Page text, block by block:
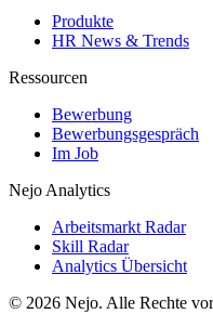
Produkte
HR News & Trends
Ressourcen
Bewerbung
Bewerbungsgespräch
Im Job
Nejo Analytics
Arbeitsmarkt Radar
Skill Radar
Analytics Übersicht
© 2026 Nejo. Alle Rechte